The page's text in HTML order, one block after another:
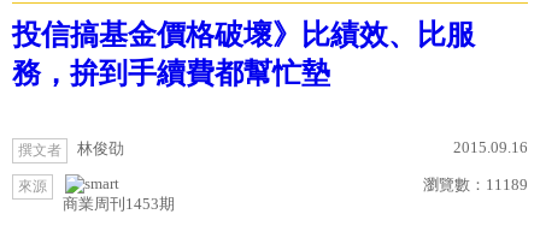
投信搞基金價格破壞》比績效、比服
務，拚到手續費都幫忙墊
撰文者 林俊劭 2015.09.16
來源
商業周刊1453期
瀏覽數： 11189